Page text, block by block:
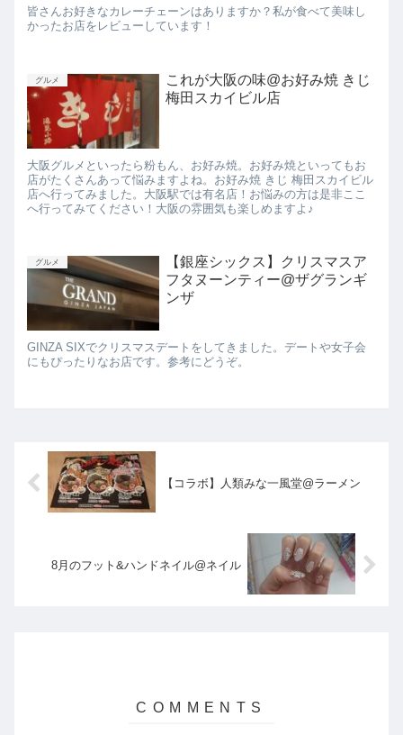
皆さんお好きなカレーチェーンはありますか？私が食べて美味し
かったお店をレビューしています！
グルメ
これが大阪の味@お好み焼 きじ
梅田スカイビル店
大阪グルメといったら粉もん、お好み焼。お好み焼といってもお
店がたくさんあって悩みますよね。お好み焼 きじ 梅田スカイビル
店へ行ってみました。大阪駅では有名店！お悩みの方は是非ここ
へ行ってみてください！大阪の雰囲気も楽しめますよ♪
グルメ
【銀座シックス】クリスマスア
フタヌーンティー@ザグランギ
ンザ
GINZA SIXでクリスマスデートをしてきました。デートや女子会
にもぴったりなお店です。参考にどうぞ。
【コラボ】人類みな一風堂@ラーメン
8月のフット&ハンドネイル@ネイル